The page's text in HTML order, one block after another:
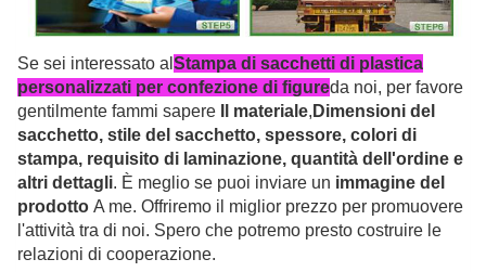
Se sei interessato al Stampa di sacchetti di plastica
personalizzati per confezione di figureda noi, per favore
gentilmente fammi sapere
Il materiale, Dimensioni del
sacchetto, stile del sacchetto, spessore, colori di
stampa, requisito di laminazione, quantità dell'ordine e
altri dettagli. È meglio se puoi inviare un immagine del
prodotto A me. Offriremo il miglior prezzo per promuovere
l'attività tra di noi. Spero che potremo presto costruire le
relazioni di cooperazione.